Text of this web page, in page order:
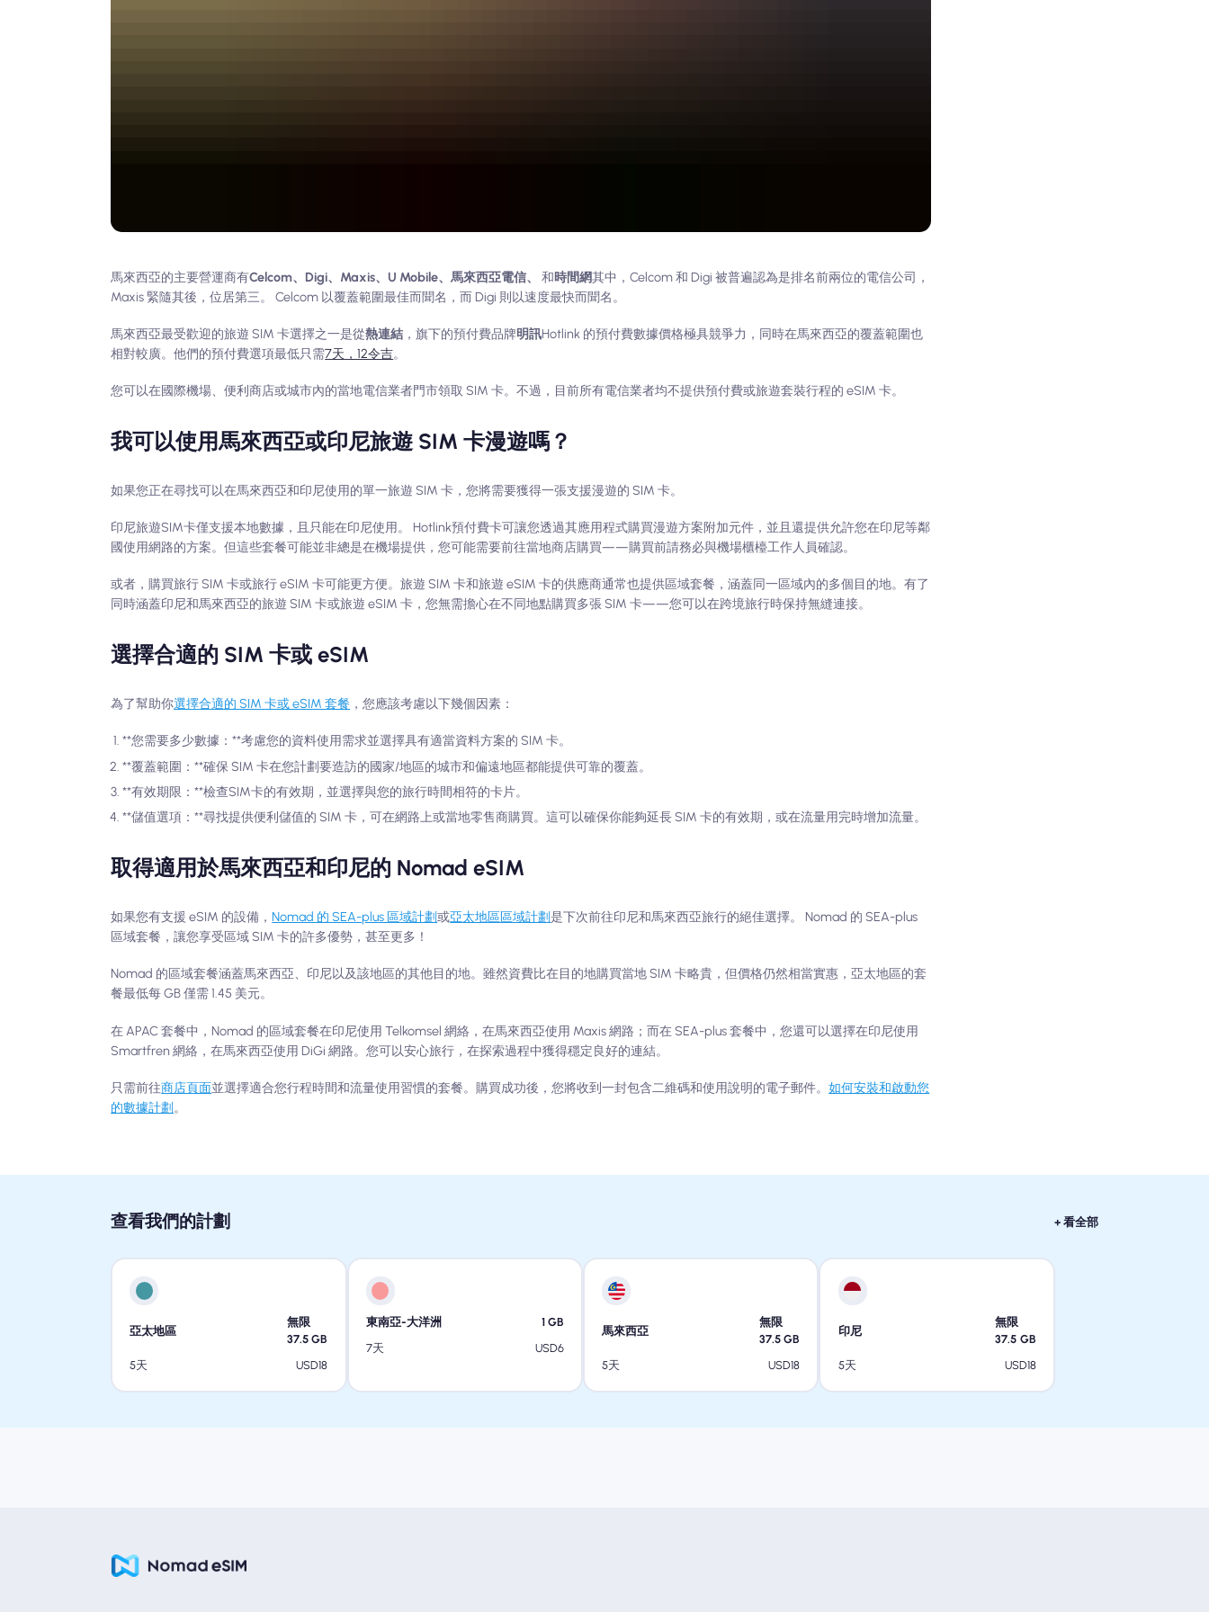
馬來西亞的主要營運商有Celcom、Digi、Maxis、U Mobile、馬來西亞電信、 和時間網其中，Celcom 和 Digi 被普遍認為是排名前兩位的電信公司，
Maxis 緊隨其後，位居第三。 Celcom 以覆蓋範圍最佳而聞名，而 Digi 則以速度最快而聞名。
馬來西亞最受歡迎的旅遊 SIM 卡選擇之一是從熱連結 ，旗下的預付費品牌明訊Hotlink 的預付費數據價格極具競爭力，同時在馬來西亞的覆蓋範圍也
相對較廣。他們的預付費選項最低只需7天，12令吉。
您可以在國際機場、便利商店或城市內的當地電信業者門市領取 SIM 卡。不過，目前所有電信業者均不提供預付費或旅遊套裝行程的 eSIM 卡。
我可以使用馬來西亞或印尼旅遊 SIM 卡漫遊嗎？
如果您正在尋找可以在馬來西亞和印尼使用的單一旅遊 SIM 卡，您將需要獲得一張支援漫遊的 SIM 卡。
印尼旅遊SIM卡僅支援本地數據，且只能在印尼使用。 Hotlink預付費卡可讓您透過其應用程式購買漫遊方案附加元件，並且還提供允許您在印尼等鄰
國使用網路的方案。但這些套餐可能並非總是在機場提供，您可能需要前往當地商店購買——購買前請務必與機場櫃檯工作人員確認。
或者，購買旅行 SIM 卡或旅行 eSIM 卡可能更方便。旅遊 SIM 卡和旅遊 eSIM 卡的供應商通常也提供區域套餐，涵蓋同一區域內的多個目的地。有了
同時涵蓋印尼和馬來西亞的旅遊 SIM 卡或旅遊 eSIM 卡，您無需擔心在不同地點購買多張 SIM 卡——您可以在跨境旅行時保持無縫連接。
選擇合適的 SIM 卡或 eSIM
為了幫助你選擇合適的 SIM 卡或 eSIM 套餐 ，您應該考慮以下幾個因素：
**您需要多少數據：**考慮您的資料使用需求並選擇具有適當資料方案的 SIM 卡。
**覆蓋範圍：**確保 SIM 卡在您計劃要造訪的國家/地區的城市和偏遠地區都能提供可靠的覆蓋。
**有效期限：**檢查SIM卡的有效期，並選擇與您的旅行時間相符的卡片。
**儲值選項：**尋找提供便利儲值的 SIM 卡，可在網路上或當地零售商購買。這可以確保你能夠延長 SIM 卡的有效期，或在流量用完時增加流量。
取得適用於馬來西亞和印尼的 Nomad eSIM
如果您有支援 eSIM 的設備，Nomad 的 SEA-plus 區域計劃或亞太地區區域計劃是下次前往印尼和馬來西亞旅行的絕佳選擇。 Nomad 的 SEA-plus
區域套餐，讓您享受區域 SIM 卡的許多優勢，甚至更多！
Nomad 的區域套餐涵蓋馬來西亞、印尼以及該地區的其他目的地。雖然資費比在目的地購買當地 SIM 卡略貴，但價格仍然相當實惠，亞太地區的套
餐最低每 GB 僅需 1.45 美元。
在 APAC 套餐中，Nomad 的區域套餐在印尼使用 Telkomsel 網絡，在馬來西亞使用 Maxis 網路；而在 SEA-plus 套餐中，您還可以選擇在印尼使用
Smartfren 網絡，在馬來西亞使用 DiGi 網路。您可以安心旅行，在探索過程中獲得穩定良好的連結。
只需前往商店頁面並選擇適合您行程時間和流量使用習慣的套餐。購買成功後，您將收到一封包含二維碼和使用說明的電子郵件。如何安裝和啟動您
的數據計劃。
查看我們的計劃 + 看全部
亞太地區
無限
37.5 GB
5天
USD18
東南亞-大洋洲 1 GB
7天
USD6
馬來西亞
無限
37.5 GB
5天
USD18
印尼
無限
37.5 GB
5天
USD18